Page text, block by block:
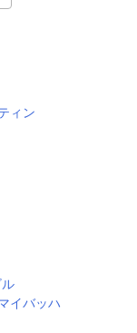
ィン
イバッハ